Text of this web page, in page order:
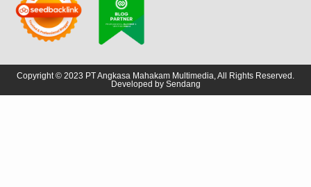
Copyright © 2023 PT Angkasa Mahakam Multimedia, All Rights Reserved.
Developed by Sendang